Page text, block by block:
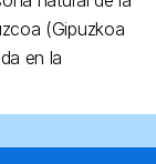
(Gipuzkoa
en la